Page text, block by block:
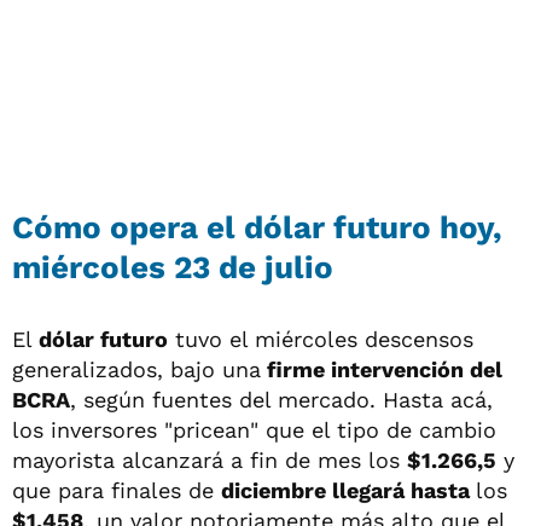
Cómo opera el dólar futuro hoy,
miércoles 23 de julio
El dólar futuro tuvo el miércoles descensos
generalizados, bajo una firme intervención del
BCRA, según fuentes del mercado. Hasta acá,
los inversores "pricean" que el tipo de cambio
mayorista alcanzará a fin de mes los $1.266,5 y
que para finales de diciembre llegará hasta los